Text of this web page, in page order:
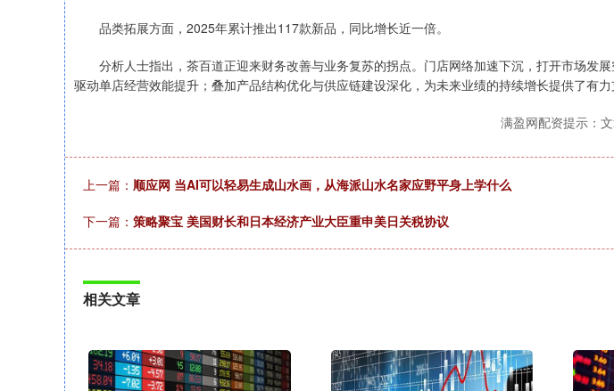
品类拓展方面，2025年累计推出117款新品，同比增长近一倍。
分析人士指出，茶百道正迎来财务改善与业务复苏的拐点。门店网络加速下沉，打开市场发展
驱动单店经营效能提升；叠加产品结构优化与供应链建设深化，为未来业绩的持续增长提供了有力
满盈网配资提示：
上一篇： 顺应网 当AI可以轻易生成山水画，从海派山水名家应野平身上学什么
下一篇： 策略聚宝 美国财长和日本经济产业大臣重申美日关税协议
相关文章